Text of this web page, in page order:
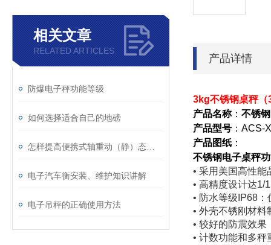
相关文章
RELATED ARTICLES
防爆电子秤功能等级
如何选择适合自己的地磅
电子汽车衡安装、维护知识讲解
电子吊秤的正确使用方法
产品详情
3kg不锈钢桌秤
产品名称： 不锈
产品型号 ： ACS-
产品图纸 ：
不锈钢电子桌秤
• 采用美国高性能
• 高精度设计达1/
• 防水等级IP68
• 外壳不锈刚材料
• 较好的防震效果
• 计数功能和多秤